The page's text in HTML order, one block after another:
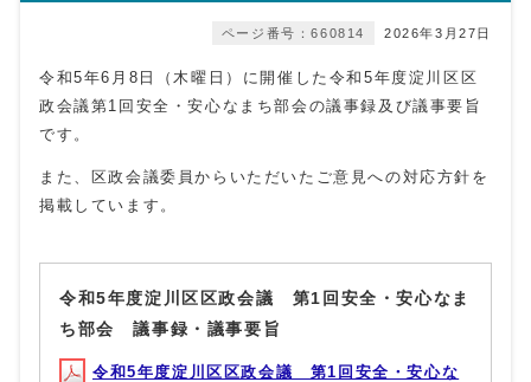
2026年3月27日
ページ番号：660814
令和5年6月8日（木曜日）に開催した令和5年度淀川区区
政会議第1回安全・安心なまち部会の議事録及び議事要旨
です。
また、区政会議委員からいただいたご意見への対応方針を
掲載しています。
令和5年度淀川区区政会議 第1回安全・安心なま
ち部会 議事録・議事要旨
令和5年度淀川区区政会議 第1回安全・安心な